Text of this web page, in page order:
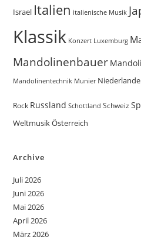
Israel Italien italienische Musik
Klassik Konzert Luxemburg
Mandolinenbauer
Mandolinentechnik Munier Niederlande
Rock Russland Schottland Schweiz
WeltmusikÖsterreich
Archive
Juli 2026
Juni 2026
Mai 2026
April 2026
März 2026